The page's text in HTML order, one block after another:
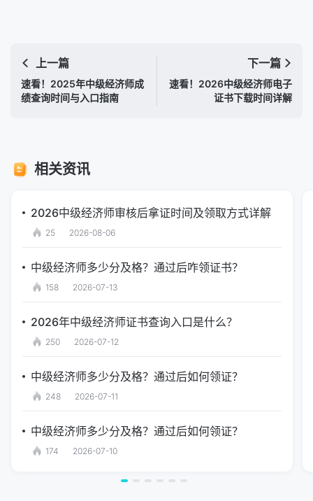
上一篇
速看！2025年中级经济师成
绩查询时间与入口指南
下一篇
速看！2026中级经济师电子
证书下载时间详解
相关资讯
2026中级经济师审核后拿证时间及领取方式详解
25 2026-08-06
中级经济师多少分及格？通过后咋领证书？
158 2026-07-13
2026年中级经济师证书查询入口是什么？
250 2026-07-12
中级经济师多少分及格？通过后如何领证？
248 2026-07-11
中级经济师多少分及格？通过后如何领证？
174 2026-07-10